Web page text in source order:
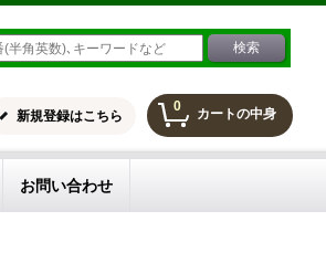
0 カートの中身
新規登録はこちら
お問い合わせ